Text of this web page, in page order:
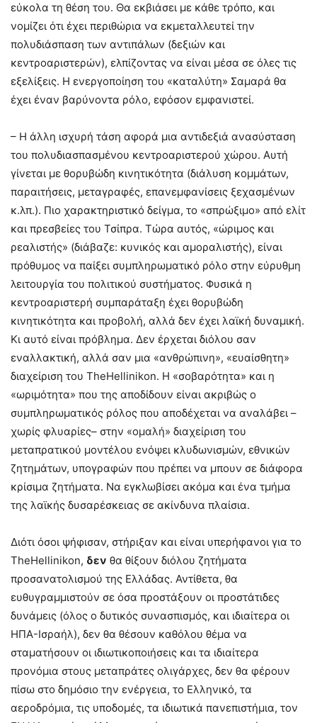
εύκολα τη θέση του. Θα εκβιάσει με κάθε τρόπο, και
νομίζει ότι έχει περιθώρια να εκμεταλλευτεί την
πολυδιάσπαση των αντιπάλων (δεξιών και
κεντροαριστερών), ελπίζοντας να είναι μέσα σε όλες τις
εξελίξεις. Η ενεργοποίηση του «καταλύτη» Σαμαρά θα
έχει έναν βαρύνοντα ρόλο, εφόσον εμφανιστεί.
– Η άλλη ισχυρή τάση αφορά μια αντιδεξιά ανασύσταση
του πολυδιασπασμένου κεντροαριστερού χώρου. Αυτή
γίνεται με θορυβώδη κινητικότητα (διάλυση κομμάτων,
παραιτήσεις, μεταγραφές, επανεμφανίσεις ξεχασμένων
κ.λπ.). Πιο χαρακτηριστικό δείγμα, το «σπρώξιμο» από ελίτ
και πρεσβείες του Τσίπρα. Τώρα αυτός, «ώριμος και
ρεαλιστής» (διάβαζε: κυνικός και αμοραλιστής), είναι
πρόθυμος να παίξει συμπληρωματικό ρόλο στην εύρυθμη
λειτουργία του πολιτικού συστήματος. Φυσικά η
κεντροαριστερή συμπαράταξη έχει θορυβώδη
κινητικότητα και προβολή, αλλά δεν έχει λαϊκή δυναμική.
Κι αυτό είναι πρόβλημα. Δεν έρχεται διόλου σαν
εναλλακτική, αλλά σαν μια «ανθρώπινη», «ευαίσθητη»
διαχείριση του TheHellinikon. Η «σοβαρότητα» και η
«ωριμότητα» που της αποδίδουν είναι ακριβώς ο
συμπληρωματικός ρόλος που αποδέχεται να αναλάβει –
χωρίς φλυαρίες– στην «ομαλή» διαχείριση του
μεταπρατικού μοντέλου ενόψει κλυδωνισμών, εθνικών
ζητημάτων, υπογραφών που πρέπει να μπουν σε διάφορα
κρίσιμα ζητήματα. Να εγκλωβίσει ακόμα και ένα τμήμα
της λαϊκής δυσαρέσκειας σε ακίνδυνα πλαίσια.
Διότι όσοι ψήφισαν, στήριξαν και είναι υπερήφανοι για το
TheHellinikon, δεν θα θίξουν διόλου ζητήματα
προσανατολισμού της Ελλάδας. Αντίθετα, θα
ευθυγραμμιστούν σε όσα προστάξουν οι προστάτιδες
δυνάμεις (όλος ο δυτικός συνασπισμός, και ιδιαίτερα οι
ΗΠΑ-Ισραήλ), δεν θα θέσουν καθόλου θέμα να
σταματήσουν οι ιδιωτικοποιήσεις και τα ιδιαίτερα
προνόμια στους μεταπράτες ολιγάρχες, δεν θα φέρουν
πίσω στο δημόσιο την ενέργεια, το Ελληνικό, τα
αεροδρόμια, τις υποδομές, τα ιδιωτικά πανεπιστήμια, τον